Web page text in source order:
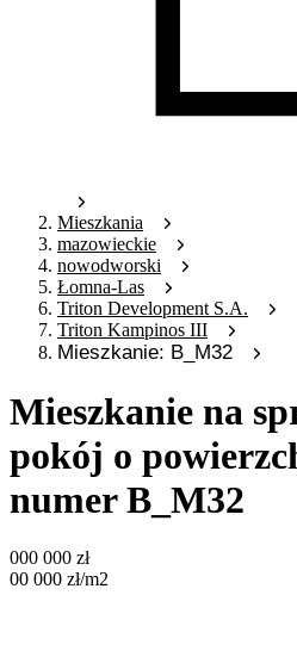
Mieszkania
mazowieckie
nowodworski
Łomna-Las
Triton Development S.A.
Triton Kampinos III
Mieszkanie: B_M32
Mieszkanie na
pokój o
numer B_M32
000 000 zł
00 000 zł/m2